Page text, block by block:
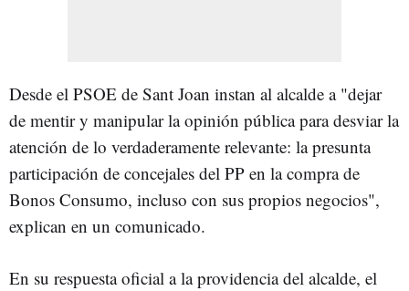
Desde el PSOE de Sant Joan instan al alcalde a "dejar
de mentir y manipular la opinión pública para desviar la
atención de lo verdaderamente relevante: la presunta
participación de concejales del PP en la compra de
Bonos Consumo, incluso con sus propios negocios",
explican en un comunicado.
En su respuesta oficial a la providencia del alcalde, el